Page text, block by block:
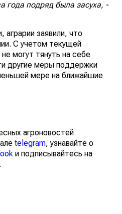
года подряд была засуха, -
аграрии заявили, что
С учетом текущей
могут тянуть на себе
другие меры поддержки
мере на ближайшие
агроновостей
telegram, узнавайте о
и подписывайтесь на
.